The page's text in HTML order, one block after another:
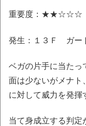
重要度：★★☆☆☆
発生：１３Ｆ ガー
ベガの片手に当たっ
面は少ないがメナト
に対して威力を発揮
当て身成立する判定